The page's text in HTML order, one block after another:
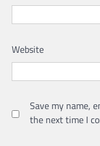
Website
Save my name,
the next time I